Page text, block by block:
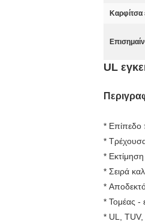
UL
* Επίπεδο
*
*
* Σειρά
*
* Τομέας -
* UL, TUV,